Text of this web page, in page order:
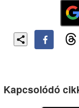
Kapcsolódó